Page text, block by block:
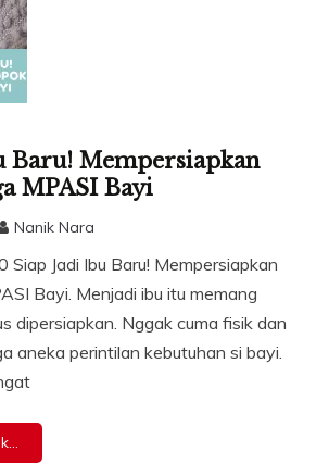
Baru! Mempersiapkan
MPASI Bayi
Nanik Nara
Jadi Ibu Baru! Mempersiapkan
Bayi. Menjadi ibu itu memang
dipersiapkan. Nggak cuma fisik dan
aneka perintilan kebutuhan si bayi.